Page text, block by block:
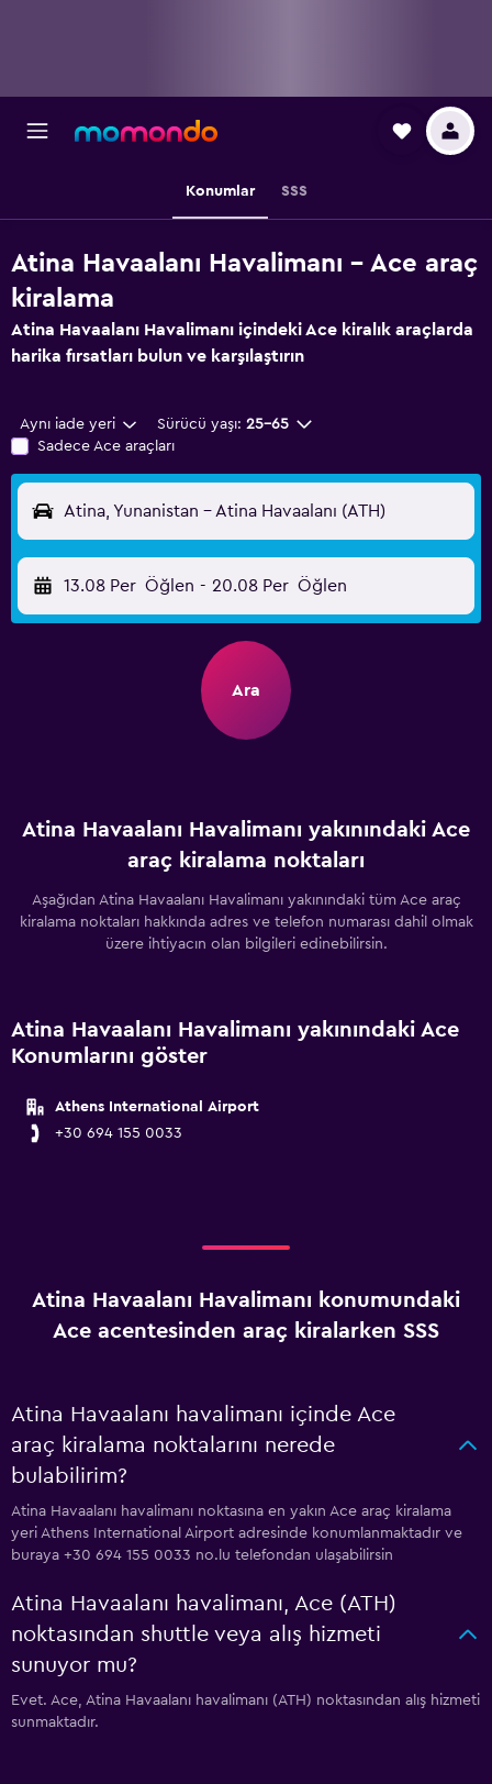
Konumlar SSS
Atina Havaalanı Havalimanı - Ace araç
kiralama
Atina Havaalanı Havalimanı içindeki Ace kiralık araçlarda
harika fırsatları bulun ve karşılaştırın
Aynı iade yeri Sürücü yaşı: 25-65
Sadece Ace araçları
Atina, Yunanistan - Atina Havaalanı (ATH)
13.08 Per Öğlen - 20.08 Per Öğlen
Ara
Atina Havaalanı Havalimanı yakınındaki Ace
araç kiralama noktaları
Aşağıdan Atina Havaalanı Havalimanı yakınındaki tüm Ace araç
kiralama noktaları hakkında adres ve telefon numarası dahil olmak
üzere ihtiyacın olan bilgileri edinebilirsin.
Atina Havaalanı Havalimanı yakınındaki Ace
Konumlarını göster
Athens International Airport
+30 694 155 0033
Atina Havaalanı Havalimanı konumundaki
Ace acentesinden araç kiralarken SSS
Atina Havaalanı havalimanı içinde Ace
araç kiralama noktalarını nerede
bulabilirim?
Atina Havaalanı havalimanı noktasına en yakın Ace araç kiralama
yeri Athens International Airport adresinde konumlanmaktadır ve
buraya +30 694 155 0033 no.lu telefondan ulaşabilirsin
Atina Havaalanı havalimanı, Ace (ATH)
noktasından shuttle veya alış hizmeti
sunuyor mu?
Evet. Ace, Atina Havaalanı havalimanı (ATH) noktasından alış hizmeti
sunmaktadır.